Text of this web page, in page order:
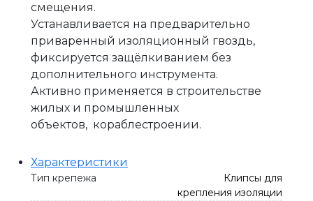
смещения.
Устанавливается на предварительно
приваренный изоляционный гвоздь,
фиксируется защёлкиванием без
дополнительного инструмента.
Активно применяется в строительстве
жилых и промышленных
объектов, кораблестроении.
Характеристики
Тип крепежа
Клипсы для
крепления изоляции